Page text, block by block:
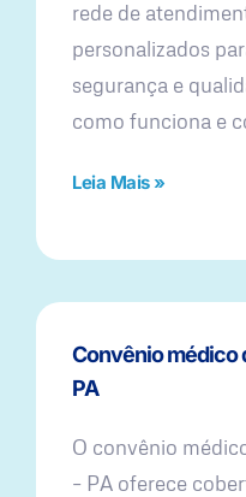
rede de
personalizados
segurança e
como funciona e
Leia Mais »
Convênio médico
PA
O convênio
– PA oferece